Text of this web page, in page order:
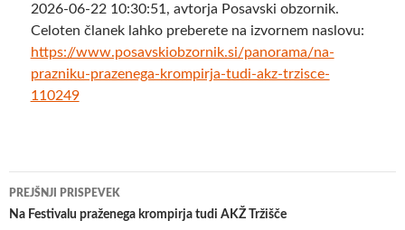
2026-06-22 10:30:51, avtorja Posavski obzornik.
Celoten članek lahko preberete na izvornem naslovu:
https://www.posavskiobzornik.si/panorama/na-
prazniku-prazenega-krompirja-tudi-akz-trzisce-
110249
Krmarjenje
po
PREJŠNJI PRISPEVEK
Na Festivalu praženega krompirja tudi AKŽ Tržišče